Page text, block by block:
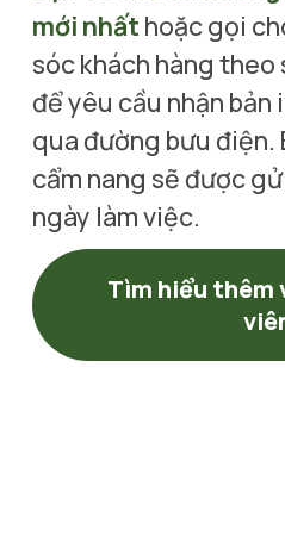
mới nhất hoặc gọi
sóc khách hàng theo
để yêu cầu nhận bản
qua đường bưu điện.
cẩm nang sẽ được
ngày làm việc.
Tìm hiểu thêm